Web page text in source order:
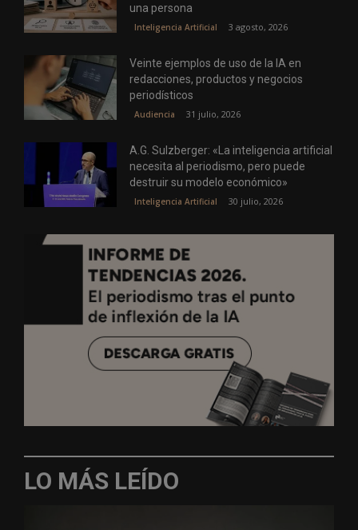
una persona
Inteligencia Artificial 3 agosto, 2026
Veinte ejemplos de uso de la IA en
redacciones, productos y negocios
periodísticos
Audiencia 31 julio, 2026
A.G. Sulzberger: «La inteligencia artificial
necesita al periodismo, pero puede
destruir su modelo económico»
Inteligencia Artificial 30 julio, 2026
LO MÁS LEÍDO